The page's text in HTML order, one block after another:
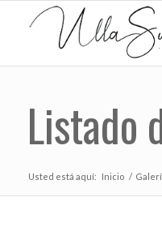
Listado
Usted está aquí: Inicio /